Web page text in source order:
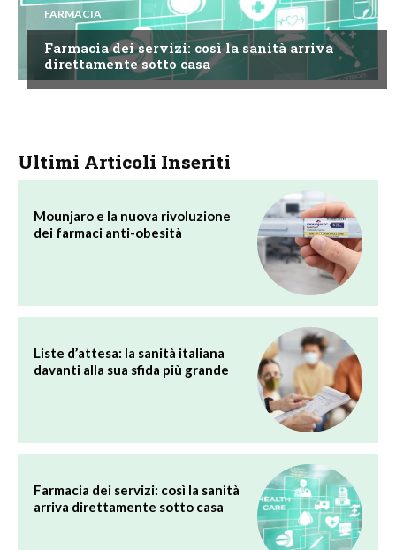
FARMACIA
Farmacia dei servizi: così la sanità arriva
direttamente sotto casa
Ultimi Articoli Inseriti
Mounjaro e la nuova rivoluzione
dei farmaci anti-obesità
Liste d’attesa: la sanità italiana
davanti alla sua sfida più grande
Farmacia dei servizi: così la sanità
arriva direttamente sotto casa